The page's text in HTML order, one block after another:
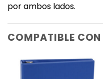
por ambos lados.
COMPATIBLE CON